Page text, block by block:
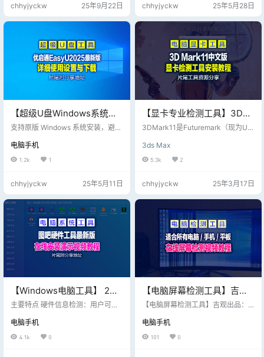
工具，更是企业IT部门进行规模化硬
件管理和维护的得力助手。
chhyjyckw 25年9月22日
alDiskInfo还会根据S.M.A.R.T的评
分做出评估，当硬盘快要损坏时还
会发出警报。 是为数不多的，绿色
版打开即用能在桌面使用的硬盘检
chhyjyckw 25年5月28日
【超级U盘Windows系统工
具】最新更新_优启通
版，片尾附下载地址
支持原版 Windows 系统安装，避免
镜像下载功能，方便用户直接获取
最新系统。 数据备份与恢复 支持硬
盘分区备份与还原，确保数据安
系统或数据。 硬盘分区管理 支持硬
盘分区调整、创建、删除等操作。
提供分区表修复功能，解决常见分
区问题。 硬件检测 集成了硬件信息
检测工具，方便用户了解电脑配
置。 支持硬盘坏道检测、内存测试
等。 密码重置…
电脑手机
1.2k 1
chhyjyckw 25年5月11日
【显卡专业检测工具】3D
Mark11中文破解版，亲测功
载，低调使用哈！
3DMark11是Futuremark（现为UL
件，主要用于测试计算机的图形处
理性能。它的最新版本是3DMark，
支持多种测试场景，包括 DirectX 1
重复软件工具，因更新周期改变，
以最新发布软件工具为准，之前发
细安装教程： 安装教程： 1、下载
并解压3dmark11破解…
3ds Max
5.3k 2
chhyjyckw 25年3月17日
【Windows电脑工具】 2月
28日更新版_图吧工具箱纯净
附下载地址
主要特点 硬件信息检测：用户可以
主板、内存、显卡、硬盘等详细信
息。 性能测试：提供CPU、显卡、
电脑手机
4.1k 0
【电脑屏幕检测工具】吉观
出品_一款适合电脑、手机、
具，附视频教程
【电脑屏幕检测工具】吉观出品：
屏幕在线检测工具； 在线检测屏幕
直链 >>>
电脑手机
101 0